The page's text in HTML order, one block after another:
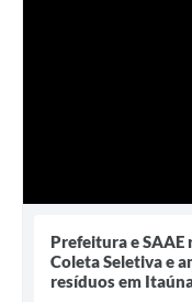
Prefeitura e SAAE
Coleta Seletiva e
resíduos em